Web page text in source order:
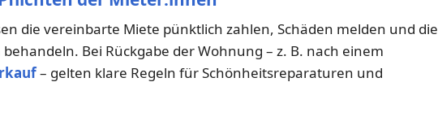
die vereinbarte Miete pünktlich zahlen, Schäden melden und die
Bei Rückgabe der Wohnung – z. B. nach einem
– gelten klare Regeln für Schönheitsreparaturen und